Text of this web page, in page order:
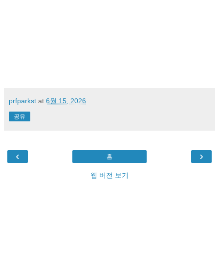
prfparkst at 6월 15, 2026
공유
‹ ›
홈
웹 버전 보기